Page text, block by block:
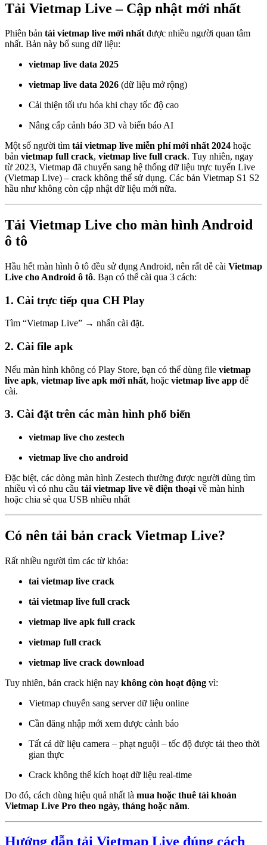
Tải Vietmap Live – Cập nhật mới nhất
Phiên bản tải vietmap live mới nhất được nhiều người quan tâm
nhất. Bản này bổ sung dữ liệu:
vietmap live data 2025
vietmap live data 2026 (dữ liệu mở rộng)
Cải thiện tối ưu hóa khi chạy tốc độ cao
Nâng cấp cảnh báo 3D và biển báo AI
Một số người tìm tải vietmap live miễn phí mới nhất 2024 hoặc
bản vietmap full crack, vietmap live full crack. Tuy nhiên, ngay
từ 2023, Vietmap đã chuyển sang hệ thống dữ liệu trực tuyến Live
(Vietmap Live) – crack không thể sử dụng. Các bản Vietmap S1 S2
hầu như không còn cập nhật dữ liệu mới nữa.
Tải Vietmap Live cho màn hình Android
ô tô
Hầu hết màn hình ô tô đều sử dụng Android, nên rất dễ cài Vietmap
Live cho Android ô tô. Bạn có thể cài qua 3 cách:
1. Cài trực tiếp qua CH Play
Tìm “Vietmap Live” → nhấn cài đặt.
2. Cài file apk
Nếu màn hình không có Play Store, bạn có thể dùng file vietmap
live apk, vietmap live apk mới nhất, hoặc vietmap live app để
cài.
3. Cài đặt trên các màn hình phổ biến
vietmap live cho zestech
vietmap live cho android
Đặc biệt, các dòng màn hình Zestech thường được người dùng tìm
nhiều vì có nhu cầu tải vietmap live về điện thoại về màn hình
hoặc chia sẻ qua USB nhiều nhất
Có nên tải bản crack Vietmap Live?
Rất nhiều người tìm các từ khóa:
tai vietmap live crack
tải vietmap live full crack
vietmap live apk full crack
vietmap full crack
vietmap live crack download
Tuy nhiên, bản crack hiện nay không còn hoạt động vì:
Vietmap chuyển sang server dữ liệu online
Cần đăng nhập mới xem được cảnh báo
Tất cả dữ liệu camera – phạt nguội – tốc độ được tải theo thời
gian thực
Crack không thể kích hoạt dữ liệu real-time
Do đó, cách dùng hiệu quả nhất là mua hoặc thuê tài khoản
Vietmap Live Pro theo ngày, tháng hoặc năm.
Hướng dẫn tải Vietmap Live đúng cách